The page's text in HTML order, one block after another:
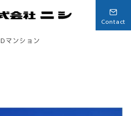
Contact
Dマンション